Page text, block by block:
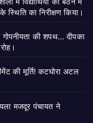
स्थिति का निरीक्षण किया।
की शपथ… दीपका
की मूर्ति! कटघोरा अटल
मजदूर पंचायत ने